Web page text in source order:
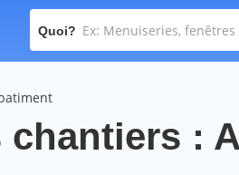
Quoi?
chantiers :